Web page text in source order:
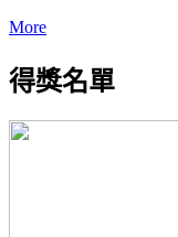
More
得獎名單